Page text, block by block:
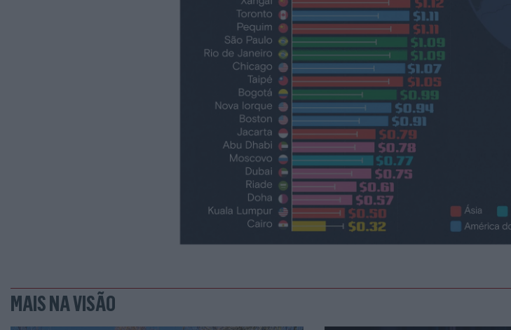
MAIS NA VISÃO